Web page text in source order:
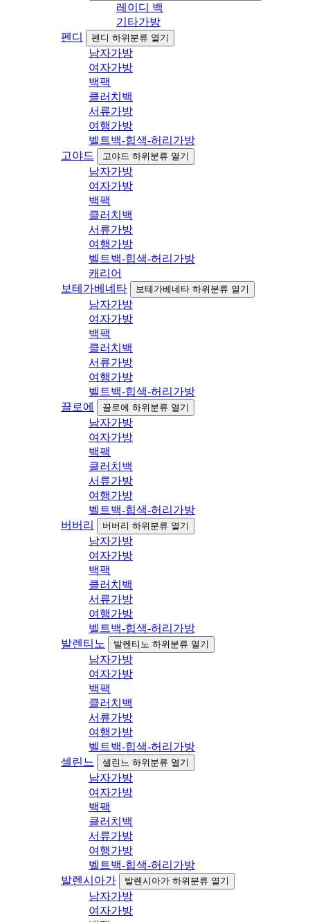
레이디 백
기타가방
펜디
펜디 하위분류 열기
남자가방
여자가방
백팩
클러치백
서류가방
여행가방
벨트백-힙색-허리가방
고야드
고야드 하위분류 열기
남자가방
여자가방
백팩
클러치백
서류가방
여행가방
벨트백-힙색-허리가방
캐리어
보테가베네타
보테가베네타 하위분류 열기
남자가방
여자가방
백팩
클러치백
서류가방
여행가방
벨트백-힙색-허리가방
끌로에
끌로에 하위분류 열기
남자가방
여자가방
백팩
클러치백
서류가방
여행가방
벨트백-힙색-허리가방
버버리
버버리 하위분류 열기
남자가방
여자가방
백팩
클러치백
서류가방
여행가방
벨트백-힙색-허리가방
발렌티노
발렌티노 하위분류 열기
남자가방
여자가방
백팩
클러치백
서류가방
여행가방
벨트백-힙색-허리가방
셀린느
셀린느 하위분류 열기
남자가방
여자가방
백팩
클러치백
서류가방
여행가방
벨트백-힙색-허리가방
발렌시아가
발렌시아가 하위분류 열기
남자가방
여자가방